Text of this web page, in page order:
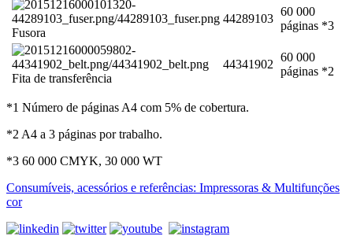
Fusora
44289103
60 000
páginas *3
Fita de transferência
44341902
60 000
páginas *2
*1 Número de páginas A4 com 5% de cobertura.
*2 A4 a 3 páginas por trabalho.
*3 60 000 CMYK, 30 000 WT
Consumíveis, acessórios e referências: Impressoras & Multifunções
cor